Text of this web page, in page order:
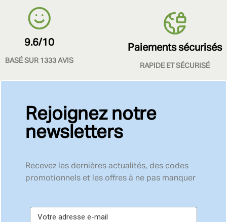
9.6/10
BASÉ SUR 1333 AVIS
Paiements sécurisés
RAPIDE ET SÉCURISÉ
Rejoignez notre
newsletters
Recevez les dernières actualités, des codes
promotionnels et les offres à ne pas manquer